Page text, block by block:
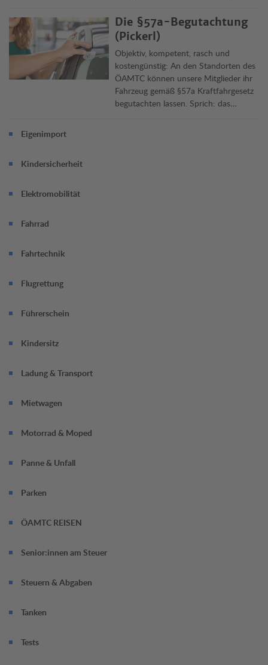
Vorschriften und ihre Rechtsfolgen in
Österreich und im Ausland.
Die §57a-Begutachtung
(Pickerl)
Objektiv, kompetent, rasch und
kostengünstig: An den Standorten des
ÖAMTC können unsere Mitglieder ihr
Fahrzeug gemäß §57a Kraftfahrgesetz
begutachten lassen. Sprich: das
Eigenimport
Kindersicherheit
Elektromobilität
Fahrrad
Fahrtechnik
Flugrettung
Führerschein
Kindersitz
Ladung & Transport
Mietwagen
Motorrad & Moped
Panne & Unfall
Parken
ÖAMTC REISEN
Senior:innen am Steuer
Steuern & Abgaben
Tanken
Tests